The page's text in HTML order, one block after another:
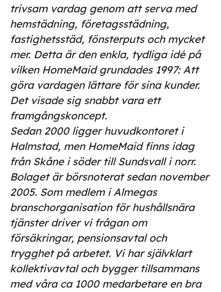
trivsam vardag genom att serva med
hemstädning, företagsstädning,
fastighetsstäd, fönsterputs och mycket
mer. Detta är den enkla, tydliga idé på
vilken HomeMaid grundades 1997: Att
göra vardagen lättare för sina kunder.
Det visade sig snabbt vara ett
framgångskoncept.
Sedan 2000 ligger huvudkontoret i
Halmstad, men HomeMaid finns idag
från Skåne i söder till Sundsvall i norr.
Bolaget är börsnoterat sedan november
2005. Som medlem i Almegas
branschorganisation för hushållsnära
tjänster driver vi frågan om
försäkringar, pensionsavtal och
trygghet på arbetet. Vi har självklart
kollektivavtal och bygger tillsammans
med våra ca 1000 medarbetare en bra